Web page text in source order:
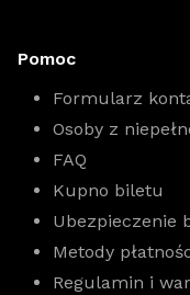
Pomoc
Formularz
Osoby z
FAQ
Kupno biletu
Ubezpieczenie
Metody
Regulamin i